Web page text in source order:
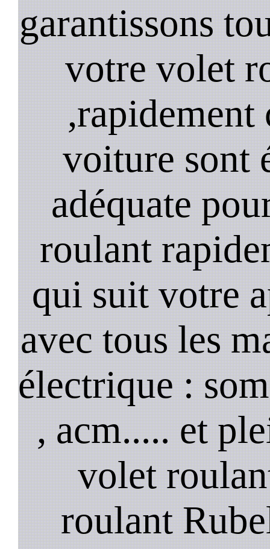
garantissons
votre volet
,rapidement
voiture sont
adéquate
roulant
qui suit votre
avec tous les
électrique :
, acm..... et
volet
roulant